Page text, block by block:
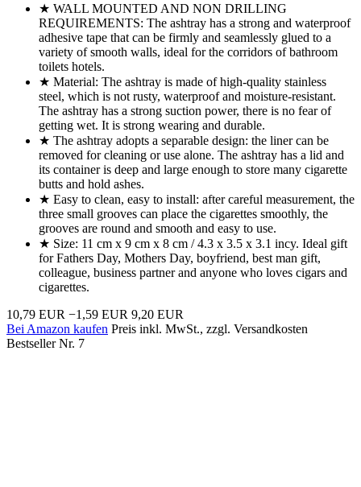
★ WALL MOUNTED AND NON DRILLING
REQUIREMENTS: The ashtray has a strong and waterproof
adhesive tape that can be firmly and seamlessly glued to a
variety of smooth walls, ideal for the corridors of bathroom
toilets hotels.
★ Material: The ashtray is made of high-quality stainless
steel, which is not rusty, waterproof and moisture-resistant.
The ashtray has a strong suction power, there is no fear of
getting wet. It is strong wearing and durable.
★ The ashtray adopts a separable design: the liner can be
removed for cleaning or use alone. The ashtray has a lid and
its container is deep and large enough to store many cigarette
butts and hold ashes.
★ Easy to clean, easy to install: after careful measurement, the
three small grooves can place the cigarettes smoothly, the
grooves are round and smooth and easy to use.
★ Size: 11 cm x 9 cm x 8 cm / 4.3 x 3.5 x 3.1 incy. Ideal gift
for Fathers Day, Mothers Day, boyfriend, best man gift,
colleague, business partner and anyone who loves cigars and
cigarettes.
10,79 EUR −1,59 EUR 9,20 EUR
Bei Amazon kaufen Preis inkl. MwSt., zzgl. Versandkosten
Bestseller Nr. 7